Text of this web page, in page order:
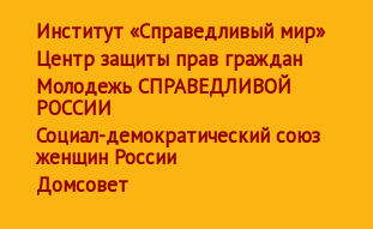
Институт «Справедливый мир»
Центр защиты прав граждан
Молодежь СПРАВЕДЛИВОЙ
РОССИИ
Социал-демократический союз
женщин России
Домсовет